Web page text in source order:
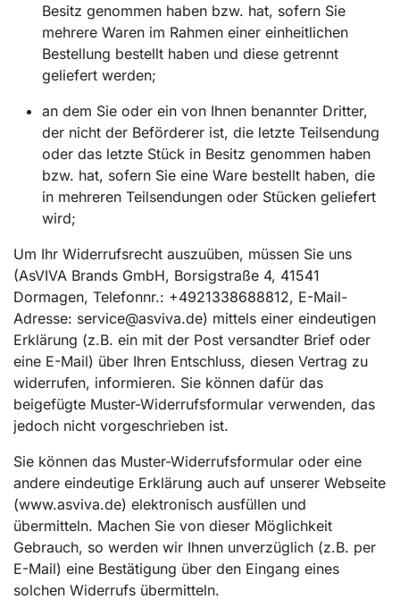
Besitz genommen haben bzw. hat, sofern Sie
mehrere Waren im Rahmen einer einheitlichen
Bestellung bestellt haben und diese getrennt
geliefert werden;
an dem Sie oder ein von Ihnen benannter Dritter,
der nicht der Beförderer ist, die letzte Teilsendung
oder das letzte Stück in Besitz genommen haben
bzw. hat, sofern Sie eine Ware bestellt haben, die
in mehreren Teilsendungen oder Stücken geliefert
wird;
Um Ihr Widerrufsrecht auszuüben, müssen Sie uns
(AsVIVA Brands GmbH, Borsigstraße 4, 41541
Dormagen, Telefonnr.: +4921338688812, E-Mail-
Adresse: service@asviva.de) mittels einer eindeutigen
Erklärung (z.B. ein mit der Post versandter Brief oder
eine E-Mail) über Ihren Entschluss, diesen Vertrag zu
widerrufen, informieren. Sie können dafür das
beigefügte Muster-Widerrufsformular verwenden, das
jedoch nicht vorgeschrieben ist.
Sie können das Muster-Widerrufsformular oder eine
andere eindeutige Erklärung auch auf unserer Webseite
(www.asviva.de) elektronisch ausfüllen und
übermitteln. Machen Sie von dieser Möglichkeit
Gebrauch, so werden wir Ihnen unverzüglich (z.B. per
E-Mail) eine Bestätigung über den Eingang eines
solchen Widerrufs übermitteln.